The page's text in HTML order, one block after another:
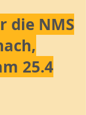
die NMS
25.4